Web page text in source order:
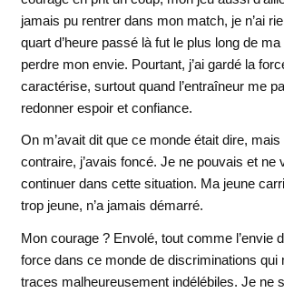
jamais pu rentrer dans mon match, je n’ai
quart d’heure passé là fut le plus long de
perdre mon envie. Pourtant, j’ai gardé la
caractérise, surtout quand l’entraîneur me
redonner espoir et confiance.
On m’avait dit que ce monde était dire,
contraire, j’avais foncé. Je ne pouvais et ne
continuer dans cette situation. Ma jeune
trop jeune, n’a jamais démarré.
Mon courage ? Envolé, tout comme l’envie
force dans ce monde de discriminations qui
traces malheureusement indélébiles. Je ne